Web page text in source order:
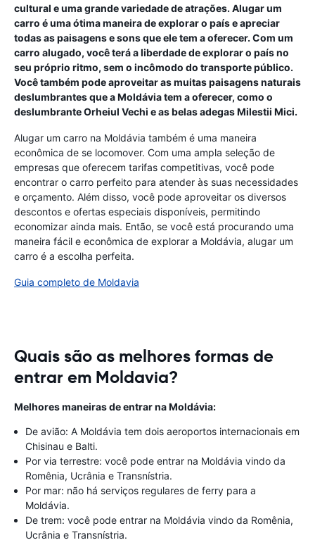
cultural e uma grande variedade de atrações. Alugar um
carro é uma ótima maneira de explorar o país e apreciar
todas as paisagens e sons que ele tem a oferecer. Com um
carro alugado, você terá a liberdade de explorar o país no
seu próprio ritmo, sem o incômodo do transporte público.
Você também pode aproveitar as muitas paisagens naturais
deslumbrantes que a Moldávia tem a oferecer, como o
deslumbrante Orheiul Vechi e as belas adegas Milestii Mici.
Alugar um carro na Moldávia também é uma maneira
econômica de se locomover. Com uma ampla seleção de
empresas que oferecem tarifas competitivas, você pode
encontrar o carro perfeito para atender às suas necessidades
e orçamento. Além disso, você pode aproveitar os diversos
descontos e ofertas especiais disponíveis, permitindo
economizar ainda mais. Então, se você está procurando uma
maneira fácil e econômica de explorar a Moldávia, alugar um
carro é a escolha perfeita.
Guia completo de Moldavia
Quais são as melhores formas de
entrar em Moldavia?
Melhores maneiras de entrar na Moldávia:
De avião: A Moldávia tem dois aeroportos internacionais em
Chisinau e Balti.
Por via terrestre: você pode entrar na Moldávia vindo da
Romênia, Ucrânia e Transnístria.
Por mar: não há serviços regulares de ferry para a
Moldávia.
De trem: você pode entrar na Moldávia vindo da Romênia,
Ucrânia e Transnístria.